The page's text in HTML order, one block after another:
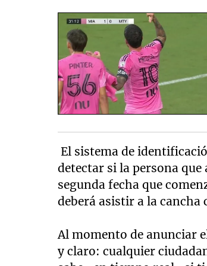
El sistema de
detectar si la persona que
segunda fecha que
deberá asistir a la cancha
Al momento de anunciar
y claro: cualquier